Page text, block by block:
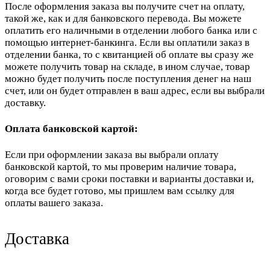
После оформления заказа вы получите счет на оплату,
такой же, как и для банковского перевода. Вы можете
оплатить его наличными в отделении любого банка или с
помощью интернет-банкинга. Если вы оплатили заказ в
отделении банка, то с квитанцией об оплате вы сразу же
можете получить товар на складе, в ином случае, товар
можно будет получить после поступления денег на наш
счет, или он будет отправлен в ваш адрес, если вы выбрали
доставку.
Оплата банковской картой:
Если при оформлении заказа вы выбрали оплату
банковской картой, то мы проверим наличие товара,
оговорим с вами сроки поставки и варианты доставки и,
когда все будет готово, мы пришлем вам ссылку для
оплаты вашего заказа.
Доставка